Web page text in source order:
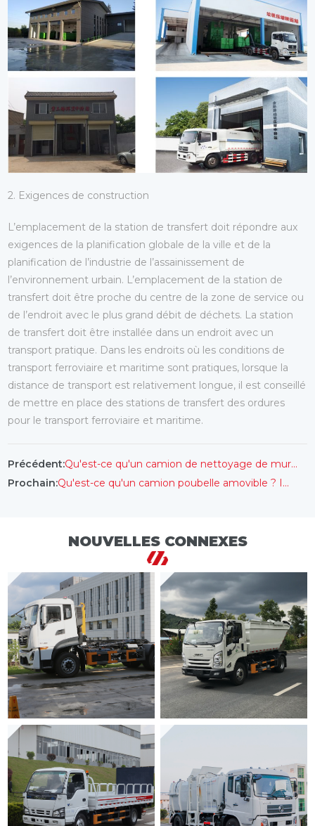
2. Exigences de construction
L’emplacement de la station de transfert doit répondre aux
exigences de la planification globale de la ville et de la
planification de l’industrie de l’assainissement de
l’environnement urbain. L’emplacement de la station de
transfert doit être proche du centre de la zone de service ou
de l’endroit avec le plus grand débit de déchets. La station
de transfert doit être installée dans un endroit avec un
transport pratique. Dans les endroits où les conditions de
transport ferroviaire et maritime sont pratiques, lorsque la
distance de transport est relativement longue, il est conseillé
de mettre en place des stations de transfert des ordures
pour le transport ferroviaire et maritime.
Précédent:
Qu'est-ce qu'un camion de nettoyage de murs ? Caractéristiques du camion de nettoyage des parois FULONMA
Prochain:
Qu'est-ce qu'un camion poubelle amovible ? Introduction du camion à ordures détachable FULONGMA
NOUVELLES CONNEXES